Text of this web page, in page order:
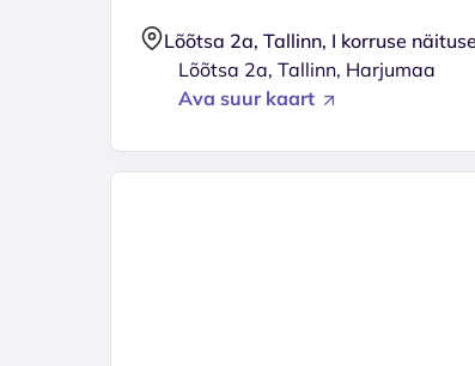
Lõõtsa 2a, Tallinn, I korruse
Lõõtsa 2a, Tallinn, Harjumaa
Ava suur kaart